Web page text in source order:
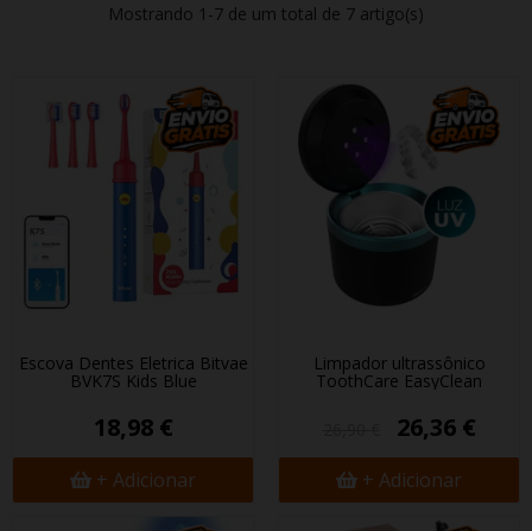
Mostrando 1-7 de um total de 7 artigo(s)
Escova Dentes Eletrica Bitvae
BVK7S Kids Blue
18,98 €
+ Adicionar
Limpador ultrassônico
ToothCare EasyClean
26,36 €
+ Adicionar